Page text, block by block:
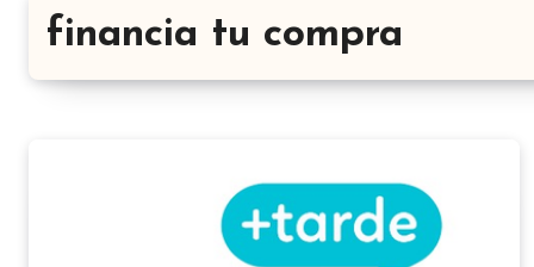
financia tu compra